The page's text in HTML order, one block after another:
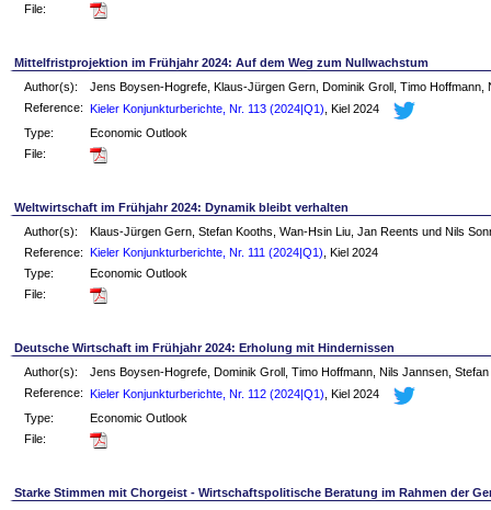
File:
Mittelfristprojektion im Frühjahr 2024: Auf dem Weg zum Nullwachstum
Author(s):
Jens Boysen-Hogrefe, Klaus-Jürgen Gern, Dominik Groll, Timo
Reference:
Kieler Konjunkturberichte, Nr. 113 (2024|Q1) , Kiel 2024
Type:
Economic Outlook
File:
Weltwirtschaft im Frühjahr 2024: Dynamik bleibt verhalten
Author(s):
Klaus-Jürgen Gern, Stefan Kooths, Wan-Hsin Liu, Jan Reents und Nils
Reference:
Kieler Konjunkturberichte, Nr. 111 (2024|Q1) , Kiel 2024
Type:
Economic Outlook
File:
Deutsche Wirtschaft im Frühjahr 2024: Erholung mit Hindernissen
Author(s):
Jens Boysen-Hogrefe, Dominik Groll, Timo Hoffmann, Nils Jannsen,
Reference:
Kieler Konjunkturberichte, Nr. 112 (2024|Q1) , Kiel 2024
Type:
Economic Outlook
File:
Starke Stimmen mit Chorgeist - Wirtschaftspolitische Beratung im Rahmen der